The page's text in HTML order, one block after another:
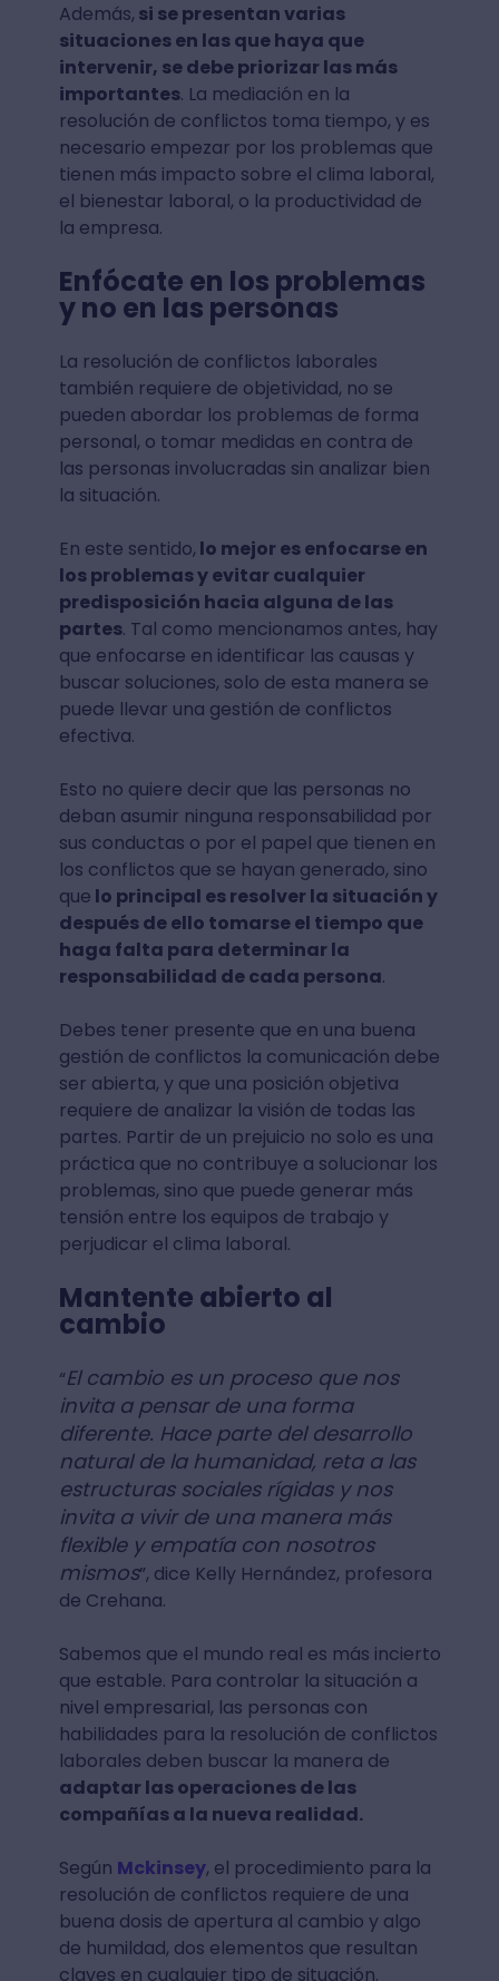
Además, si se presentan varias
situaciones en las que haya que
intervenir, se debe priorizar las más
importantes. La mediación en la
resolución de conflictos toma tiempo, y es
necesario empezar por los problemas que
tienen más impacto sobre el clima laboral,
el bienestar laboral, o la productividad de
la empresa.
Enfócate en los problemas
y no en las personas
La resolución de conflictos laborales
también requiere de objetividad, no se
pueden abordar los problemas de forma
personal, o tomar medidas en contra de
las personas involucradas sin analizar bien
la situación.
En este sentido, lo mejor es enfocarse en
los problemas y evitar cualquier
predisposición hacia alguna de las
partes. Tal como mencionamos antes, hay
que enfocarse en identificar las causas y
buscar soluciones, solo de esta manera se
puede llevar una gestión de conflictos
efectiva.
Esto no quiere decir que las personas no
deban asumir ninguna responsabilidad por
sus conductas o por el papel que tienen en
los conflictos que se hayan generado, sino
que lo principal es resolver la situación y
después de ello tomarse el tiempo que
haga falta para determinar la
responsabilidad de cada persona.
Debes tener presente que en una buena
gestión de conflictos la comunicación debe
ser abierta, y que una posición objetiva
requiere de analizar la visión de todas las
partes. Partir de un prejuicio no solo es una
práctica que no contribuye a solucionar los
problemas, sino que puede generar más
tensión entre los equipos de trabajo y
perjudicar el clima laboral.
Mantente abierto al
cambio
“El cambio es un proceso que nos
invita a pensar de una forma
diferente. Hace parte del desarrollo
natural de la humanidad, reta a las
estructuras sociales rígidas y nos
invita a vivir de una manera más
flexible y empatía con nosotros
mismos”, dice Kelly Hernández, profesora
de Crehana.
Sabemos que el mundo real es más incierto
que estable. Para controlar la situación a
nivel empresarial, las personas con
habilidades para la resolución de conflictos
laborales deben buscar la manera de
adaptar las operaciones de las
compañías a la nueva realidad.
Según Mckinsey, el procedimiento para la
resolución de conflictos requiere de una
buena dosis de apertura al cambio y algo
de humildad, dos elementos que resultan
claves en cualquier tipo de situación.